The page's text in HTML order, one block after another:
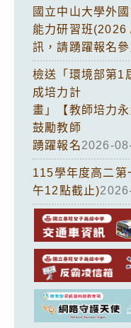
國立中山大學外
能力研習班
訊，請踴躍報名參
檢送「環境部第1
成培力計
畫」【教師培力
鼓勵教師
踴躍報名2026-
115學年度高二第
午12點截止)